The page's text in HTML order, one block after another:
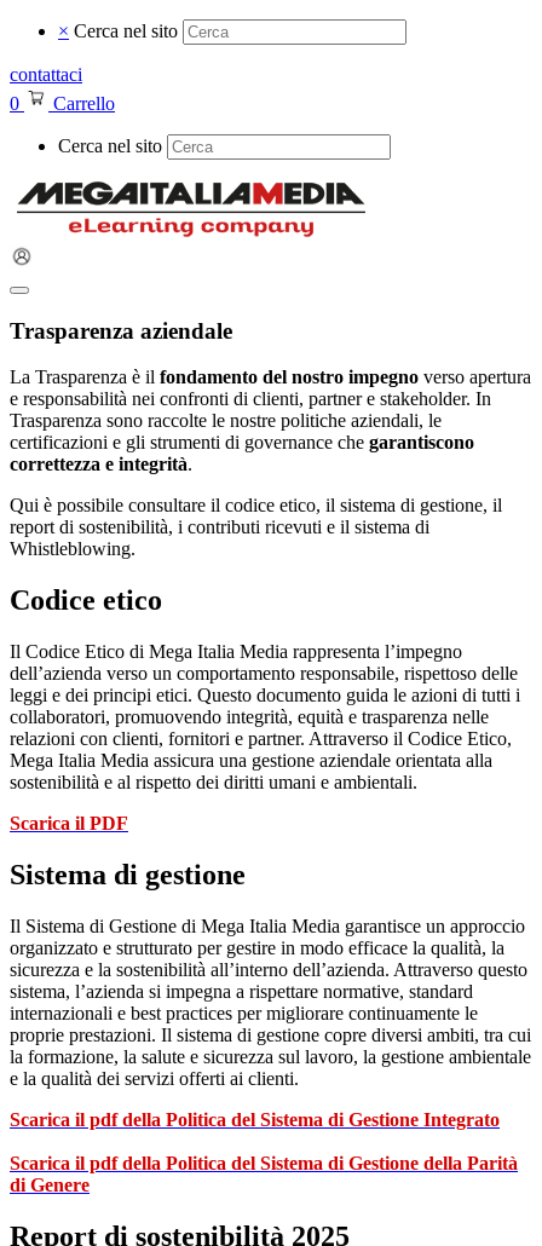
× Cerca nel sito
contattaci
0
Carrello
Cerca nel sito
Trasparenza aziendale
La Trasparenza è il fondamento del nostro impegno verso apertura
e responsabilità nei confronti di clienti, partner e stakeholder. In
Trasparenza sono raccolte le nostre politiche aziendali, le
certificazioni e gli strumenti di governance che garantiscono
correttezza e integrità.
Qui è possibile consultare il codice etico, il sistema di gestione, il
report di sostenibilità, i contributi ricevuti e il sistema di
Whistleblowing.
Codice etico
Il Codice Etico di Mega Italia Media rappresenta l’impegno
dell’azienda verso un comportamento responsabile, rispettoso delle
leggi e dei principi etici. Questo documento guida le azioni di tutti i
collaboratori, promuovendo integrità, equità e trasparenza nelle
relazioni con clienti, fornitori e partner. Attraverso il Codice Etico,
Mega Italia Media assicura una gestione aziendale orientata alla
sostenibilità e al rispetto dei diritti umani e ambientali.
Scarica il PDF
Sistema di gestione
Il Sistema di Gestione di Mega Italia Media garantisce un approccio
organizzato e strutturato per gestire in modo efficace la qualità, la
sicurezza e la sostenibilità all’interno dell’azienda. Attraverso questo
sistema, l’azienda si impegna a rispettare normative, standard
internazionali e best practices per migliorare continuamente le
proprie prestazioni. Il sistema di gestione copre diversi ambiti, tra cui
la formazione, la salute e sicurezza sul lavoro, la gestione ambientale
e la qualità dei servizi offerti ai clienti.
Scarica il pdf della Politica del Sistema di Gestione Integrato
Scarica il pdf della Politica del Sistema di Gestione della Parità
di Genere
Report di sostenibilità 2025